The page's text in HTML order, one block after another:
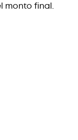
monto final.